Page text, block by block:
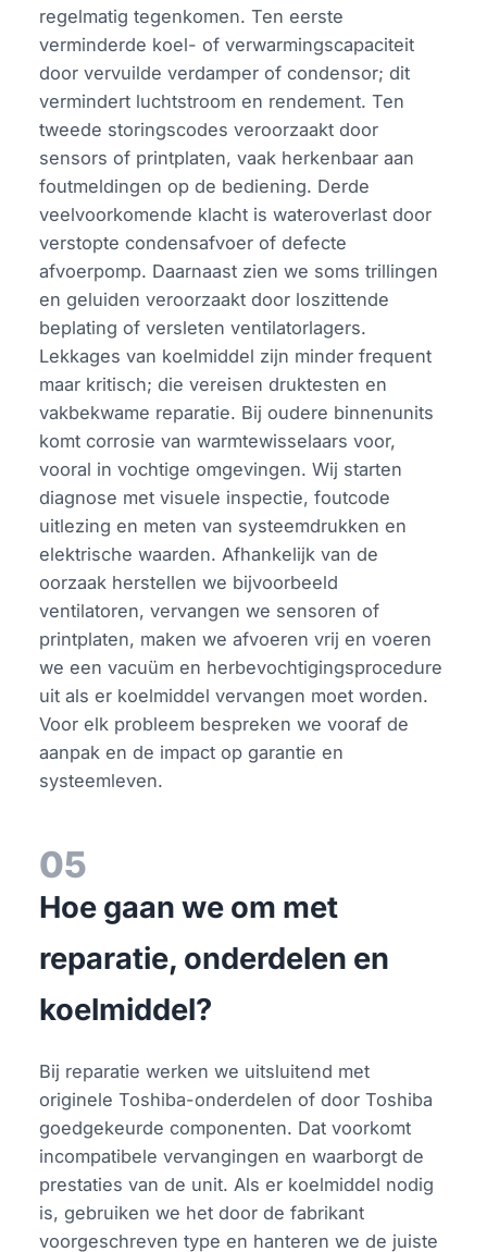
regelmatig tegenkomen. Ten eerste
verminderde koel- of verwarmingscapaciteit
door vervuilde verdamper of condensor; dit
vermindert luchtstroom en rendement. Ten
tweede storingscodes veroorzaakt door
sensors of printplaten, vaak herkenbaar aan
foutmeldingen op de bediening. Derde
veelvoorkomende klacht is wateroverlast door
verstopte condensafvoer of defecte
afvoerpomp. Daarnaast zien we soms trillingen
en geluiden veroorzaakt door loszittende
beplating of versleten ventilatorlagers.
Lekkages van koelmiddel zijn minder frequent
maar kritisch; die vereisen druktesten en
vakbekwame reparatie. Bij oudere binnenunits
komt corrosie van warmtewisselaars voor,
vooral in vochtige omgevingen. Wij starten
diagnose met visuele inspectie, foutcode
uitlezing en meten van systeemdrukken en
elektrische waarden. Afhankelijk van de
oorzaak herstellen we bijvoorbeeld
ventilatoren, vervangen we sensoren of
printplaten, maken we afvoeren vrij en voeren
we een vacuüm en herbevochtigingsprocedure
uit als er koelmiddel vervangen moet worden.
Voor elk probleem bespreken we vooraf de
aanpak en de impact op garantie en
systeemleven.
05
Hoe gaan we om met
reparatie, onderdelen en
koelmiddel?
Bij reparatie werken we uitsluitend met
originele Toshiba-onderdelen of door Toshiba
goedgekeurde componenten. Dat voorkomt
incompatibele vervangingen en waarborgt de
prestaties van de unit. Als er koelmiddel nodig
is, gebruiken we het door de fabrikant
voorgeschreven type en hanteren we de juiste